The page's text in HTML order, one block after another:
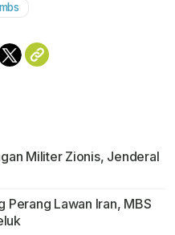
Militer Zionis, Jenderal
Perang Lawan Iran, MBS